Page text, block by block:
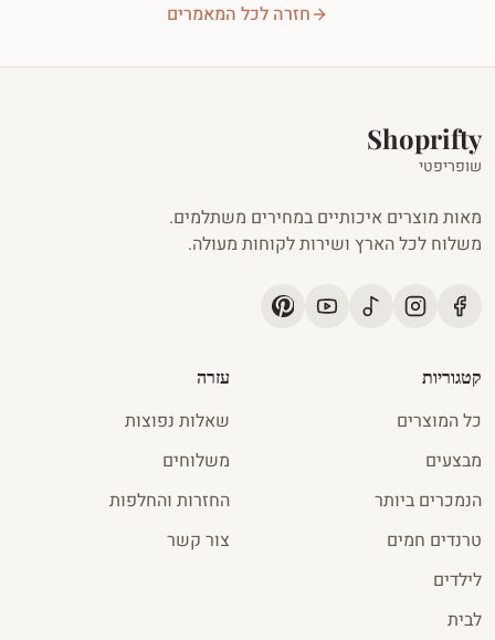
חזרה לכל המאמרים
Shoprifty
שופריפטי
מאות מוצרים איכותיים במחירים משתלמים.
משלוח לכל הארץ ושירות לקוחות מעולה.
קטגוריות
כל המוצרים
מבצעים
הנמכרים ביותר
טרנדים חמים
לילדים
לבית
עזרה
שאלות נפוצות
משלוחים
החזרות והחלפות
צור קשר